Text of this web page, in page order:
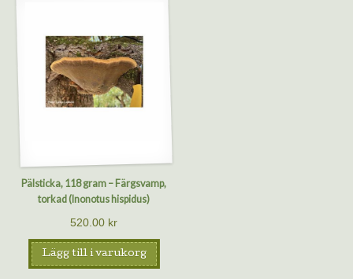
Pälsticka, 118 gram – Färgsvamp,
torkad (Inonotus hispidus)
520.00 kr
Lägg till i varukorg